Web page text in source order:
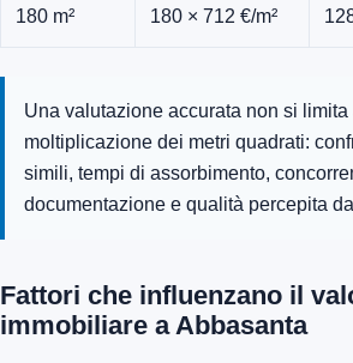
180 m² 180 × 712 €/m²
Una valutazione accurata non si limita
moltiplicazione dei metri quadrati:
simili, tempi di assorbimento,
documentazione e qualità percepita
Fattori che influenzano il
immobiliare a Abbasanta